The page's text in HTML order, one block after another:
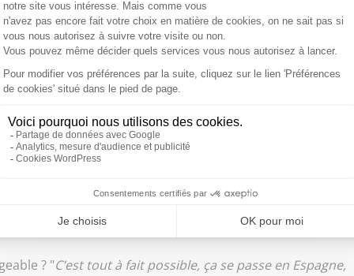
faut pratiquer en revanche, c’est un lavage des
l’aération des pièces."
camp et dans celle des
? "La balle est à la fois dans notre camp et dans
dans la visite de Jean Castex à Dijon, on voit
? "C’est tout à fait possible, ça se passe en Espagne,